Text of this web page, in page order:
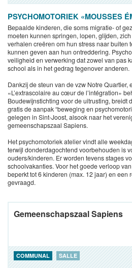
PSYCHOMOTORIEK «MOUSSES
Bepaalde kinderen, die soms migratie- of
moeten kunnen springen, lopen, glijden,
verhalen creëren om hun stress naar buiten
kunnen geven aan hun ontreddering.
veiligheid en verwerking dat zowel van pas
school als in het gedrag tegenover anderen.
Dankzij de steun van de vzw Notre
«L’extrascolaire au cœur de l’intégration»
Boudewijnstichting voor de uitrusting, breidt
gratis de aanpak “beweging en
gelegen in Sint-Joost, alsook naar het
gemeenschapszaal Sapiens.
Het psychomotoriek atelier vindt alle
terwijl donderdagochtend voorbehouden is
ouders/kinderen. Er worden tevens stages
schoolvakanties. Voor het goede verloop
beperkt tot 6 kinderen (max. 12 jaar) en
gevraagd.
Gemeenschapszaal Sapiens
COMMUNAL SALLE